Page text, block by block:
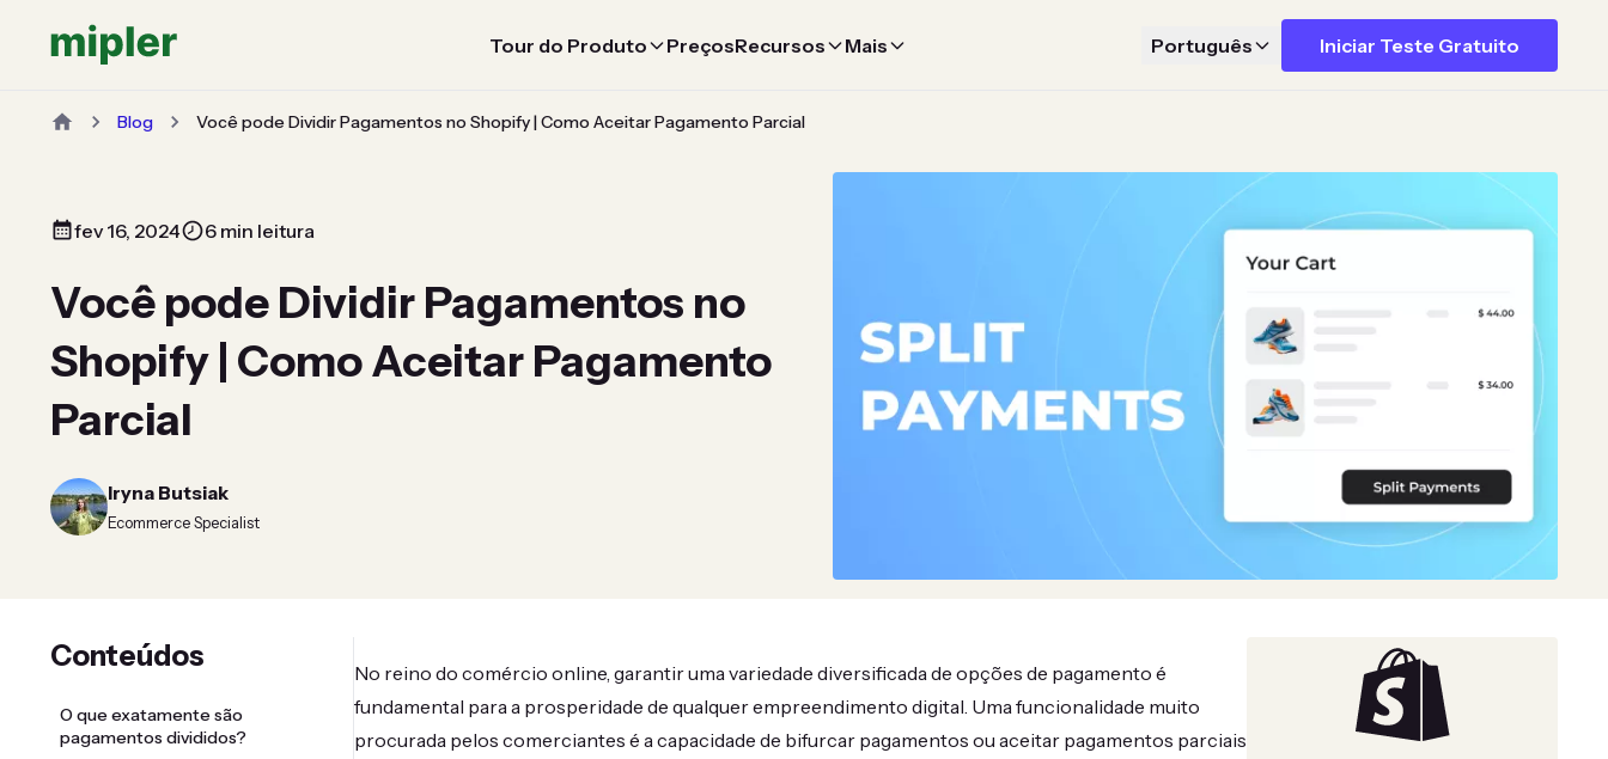
Tour do Produto PreçosRecursos Mais Português Iniciar Teste Gratuito
Blog Você pode Dividir Pagamentos no Shopify | Como Aceitar Pagamento Parcial
fev 16, 2024 6 min leitura
Você pode Dividir Pagamentos no
Shopify | Como Aceitar Pagamento
Parcial
Iryna Butsiak
Ecommerce Specialist
Conteúdos
O que exatamente são
pagamentos divididos?
No reino do comércio online, garantir uma variedade diversificada de opções de pagamento é
fundamental para a prosperidade de qualquer empreendimento digital. Uma funcionalidade muito
procurada pelos comerciantes é a capacidade de bifurcar pagamentos ou aceitar pagamentos parciais